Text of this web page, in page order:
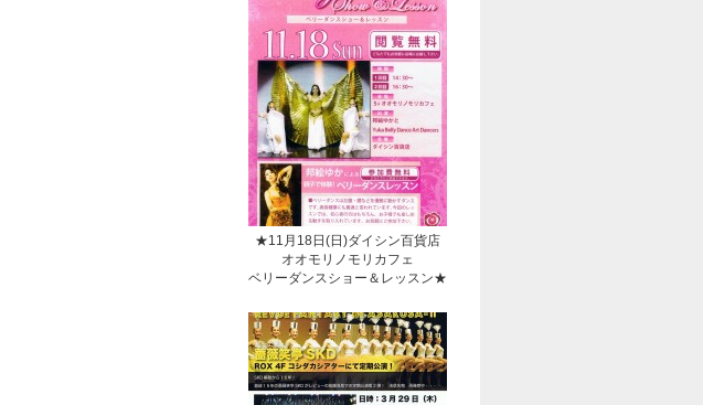
★11月18日(日)ダイシン百貨店
オオモリノモリカフェ
ベリーダンスショー＆レッスン★